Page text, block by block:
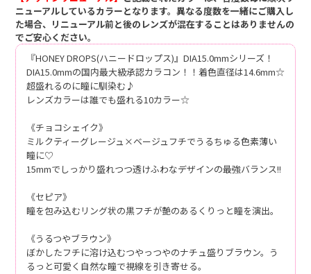
ニューアルしているカラーとなります。異なる度数を一緒にご購入し
た場合、リニューアル前と後のレンズが混在することはありませんの
でご安心ください。
『HONEY DROPS(ハニードロップス)』DIA15.0mmシリーズ！
DIA15.0mmの国内最大級承認カラコン！！着色直径は14.6mm☆
超盛れるのに瞳に馴染む♪
レンズカラーは誰でも盛れる10カラー☆
《チョコシェイク》
ミルクティーグレージュ×ベージュフチでうるちゅる色素薄い
瞳に♡
15mmでしっかり盛れつつ透けふわなデザインの最強バランス!!
《セピア》
瞳を包み込むリング状の黒フチが艶のあるくりっと瞳を演出。
《うるつやブラウン》
ぼかしたフチに溶け込むつやっつやのナチュ盛りブラウン。う
るっと可愛く自然な瞳で視線を引き寄せる。